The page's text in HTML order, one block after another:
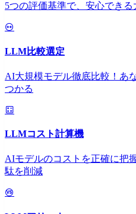
5つの評価基準で、安心でき
LLM比較選定
AI大規模モデル徹底比較！あ
つかる
LLMコスト計算機
AIモデルのコストを正確に把
駄を削減